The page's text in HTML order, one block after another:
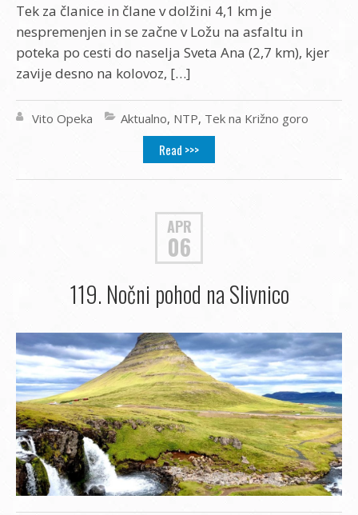
Tek za članice in člane v dolžini 4,1 km je
nespremenjen in se začne v Ložu na asfaltu in
poteka po cesti do naselja Sveta Ana (2,7 km), kjer
zavije desno na kolovoz, […]
Vito Opeka Aktualno, NTP, Tek na Križno goro
Read >>>
APR
06
119. Nočni pohod na Slivnico